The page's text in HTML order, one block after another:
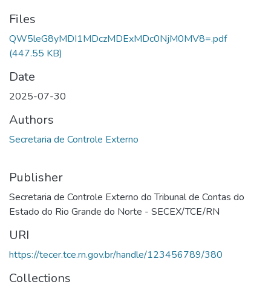
Files
QW5leG8yMDI1MDczMDExMDc0NjM0MV8=.pdf
(447.55 KB)
Date
2025-07-30
Authors
Secretaria de Controle Externo
Publisher
Secretaria de Controle Externo do Tribunal de Contas do
Estado do Rio Grande do Norte - SECEX/TCE/RN
URI
https://tecer.tce.rn.gov.br/handle/123456789/380
Collections